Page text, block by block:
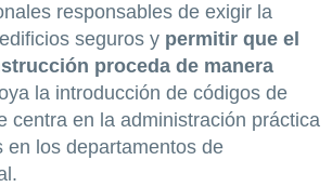
responsables de exigir la
seguros y permitir que el
proceda de manera
la introducción de códigos de
centra en la administración práctica
en los departamentos de